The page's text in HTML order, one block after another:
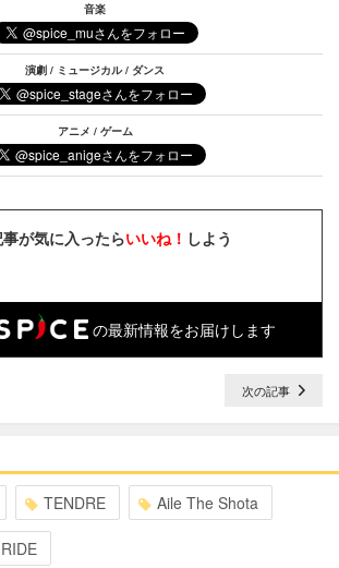
音楽
演劇 / ミュージカル / ダンス
アニメ / ゲーム
が気に入ったらいいね！ しよう
の最新情報をお届けします
次の記事
TENDRE Aile The Shota